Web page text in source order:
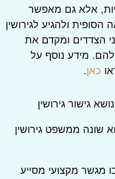
אלא גם מאפשר
ולהגיע לגירושין
הצדדים ומקדם את
מידע נוסף על
כאן.
גישור גירושין
שונה ממשפט גירושין
מגשר מקצועי מסייע